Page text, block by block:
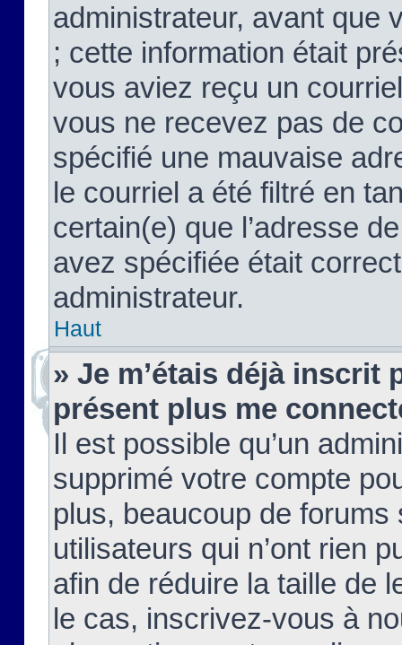
administrateur, avant que
; cette information était
vous aviez reçu un
vous ne recevez pas de
spécifié une mauvaise
le courriel a été filtré en
certain(e) que l’adresse
avez spécifiée était
administrateur.
Haut
» Je m’étais déjà inscrit
présent plus me
Il est possible qu’un
supprimé votre compte
plus, beaucoup de
utilisateurs qui n’ont rien
afin de réduire la taille de
le cas, inscrivez-vous à